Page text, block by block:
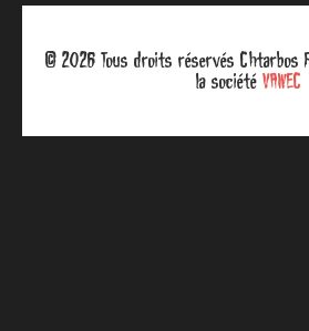
© 2026 Tous droits réservés Chtarbos
la société VAWEC